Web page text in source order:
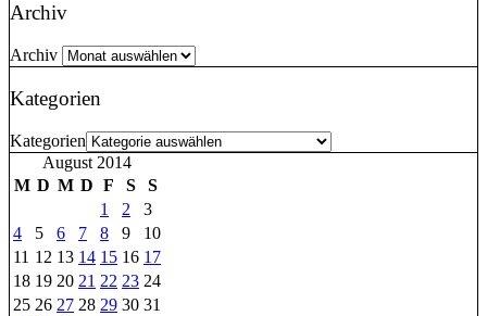
Archiv
Archiv
Kategorien
Kategorien
August 2014
M D M D F S
S
1
2
3
4
5 6 7 8 9
10
11 12 13 14 15 16 17
18 19 20 21 22 23 24
25 26 27 28 29 30 31